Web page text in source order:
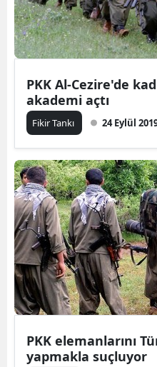
PKK Al-Cezire'de
akademi açtı
Fikir Tankı 24 Eylül
PKK elemanlarını Türkiye'ye casusluk
yapmakla suçluyor